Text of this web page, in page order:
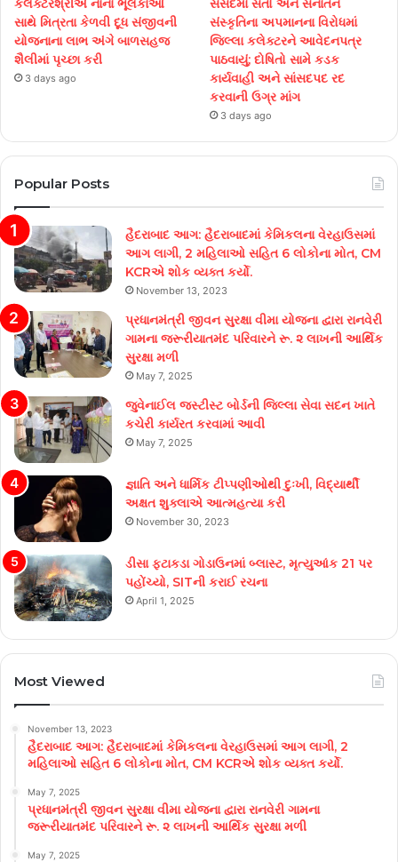
કલેક્ટરશ્રીએ નાના ભૂલકાંઓ
સાથે મિત્રતા કેળવી દૂધ સંજીવની
યોજનાના લાભ અંગે બાળસહજ
શૈલીમાં પૃચ્છા કરી
3 days ago
સંસદમાં સંતો અને સનાતન
સંસ્કૃતિના અપમાનના વિરોધમાં
જિલ્લા કલેક્ટરને આવેદનપત્ર
પાઠવાયું; દોષિતો સામે કડક
કાર્યવાહી અને સાંસદપદ રદ
કરવાની ઉગ્ર માંગ
3 days ago
Popular Posts
હૈદરાબાદ આગ: હૈદરાબાદમાં કેમિકલના વેરહાઉસમાં
આગ લાગી, 2 મહિલાઓ સહિત 6 લોકોના મોત, CM
KCRએ શોક વ્યક્ત કર્યો.
November 13, 2023
પ્રધાનમંત્રી જીવન સુરક્ષા વીમા યોજના દ્વારા રાનવેરી
ગામના જરૂરીયાતમંદ પરિવારને રૂ. ૨ લાખની આર્થિક
સુરક્ષા મળી
May 7, 2025
જુવેનાઈલ જસ્ટીસ્ટ બોર્ડની જિલ્લા સેવા સદન ખાતે
કચેરી કાર્યરત કરવામાં આવી
May 7, 2025
જ્ઞાતિ અને ધાર્મિક ટીપ્પણીઓથી દુઃખી, વિદ્યાર્થી
અક્ષત શુક્લાએ આત્મહત્યા કરી
November 30, 2023
ડીસા ફટાકડા ગોડાઉનમાં બ્લાસ્ટ, મૃત્યુઆંક 21 પર
પહોંચ્યો, SITની કરાઈ રચના
April 1, 2025
Most Viewed
November 13, 2023
હૈદરાબાદ આગ: હૈદરાબાદમાં કેમિકલના વેરહાઉસમાં આગ લાગી, 2
મહિલાઓ સહિત 6 લોકોના મોત, CM KCRએ શોક વ્યક્ત કર્યો.
May 7, 2025
પ્રધાનમંત્રી જીવન સુરક્ષા વીમા યોજના દ્વારા રાનવેરી ગામના
જરૂરીયાતમંદ પરિવારને રૂ. ૨ લાખની આર્થિક સુરક્ષા મળી
May 7, 2025